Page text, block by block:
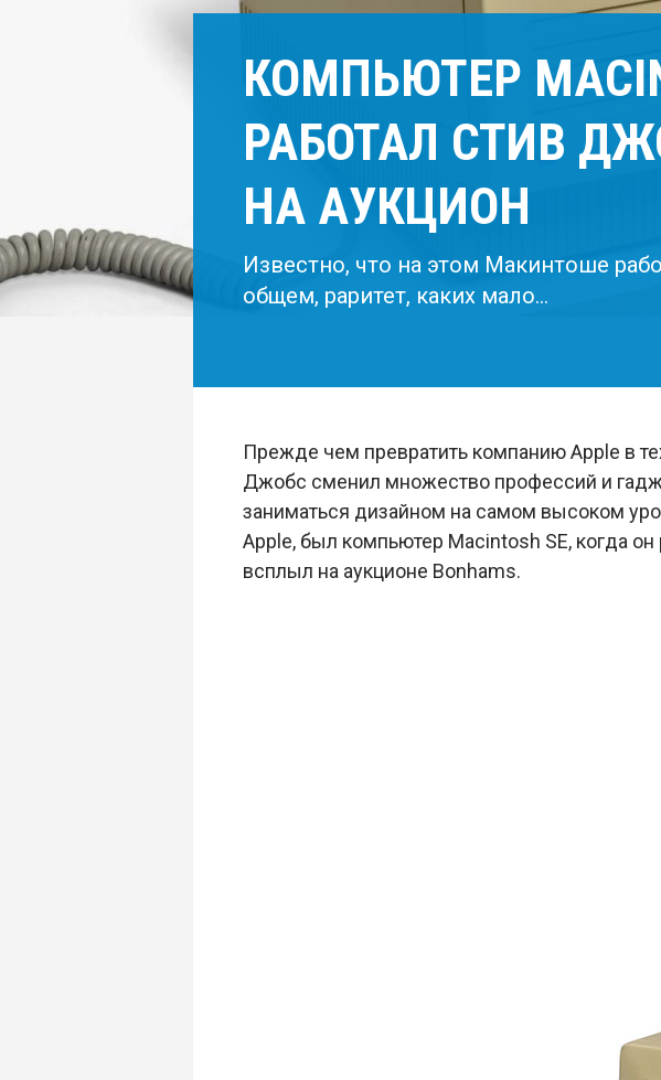
КОМПЬЮТЕР
РАБОТАЛ СТИВ
НА АУКЦИОН
Известно, что на этом Макинтоше
общем, раритет, каких мало…
Прежде чем превратить компанию Apple в
Джобс сменил множество профессий и
заниматься дизайном на самом высоком
Apple, был компьютер Macintosh SE, когда
всплыл на аукционе Bonhams.